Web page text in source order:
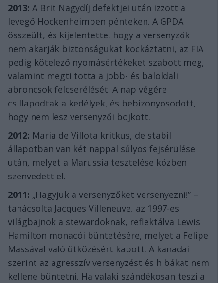
2013: A Brit Nagydíj defektjei után izzott a
levegő Hockenheimben pénteken. A GPDA
összeült, és kijelentette, hogy a versenyzők
nem akarják biztonságukat kockáztatni, az FIA
pedig kötelező nyomásértékeket szabott meg,
valamint megtiltotta a jobb- és baloldali
abroncsok felcserélését. A nap végére
csillapodtak a kedélyek, és bebizonyosodott,
hogy nem lesz versenyzői bojkott.
2012: Maria de Villota kritkus, de stabil
állapotban van két nappal súlyos fejsérülése
után, melyet a Marussia tesztelése közben
szenvedett el.
2011: „Hagyjuk a versenyzőket versenyezni!” –
tanácsolta Jacques Villeneuve, az 1997-es
világbajnok a stewardoknak, reflektálva Lewis
Hamilton monacói büntetésére, melyet a Felipe
Massával való ütközésért kapott. A kanadai
szerint az agresszív versenyzést és hibákat nem
kellene büntetni. Ha valaki szándékosan teszi a